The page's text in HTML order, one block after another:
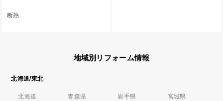
断熱
地域別リフォーム情報
北海道/東北
北海道 青森県 岩手県 宮城県